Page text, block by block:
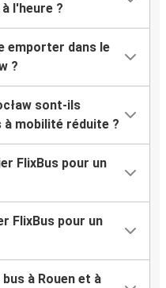
l'heure ?
emporter dans le
?
sont-ils
à mobilité réduite ?
FlixBus pour un
FlixBus pour un
à Rouen et à